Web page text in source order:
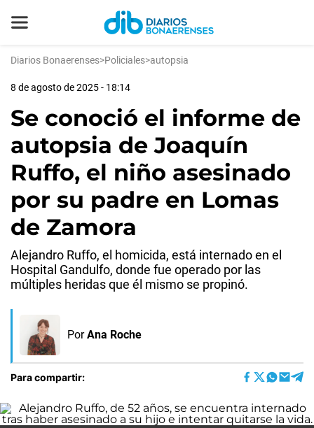
Diarios Bonaerenses>Policiales>autopsia
8 de agosto de 2025 - 18:14
Se conoció el informe de
autopsia de Joaquín
Ruffo, el niño asesinado
por su padre en Lomas
de Zamora
Alejandro Ruffo, el homicida, está internado en el
Hospital Gandulfo, donde fue operado por las
múltiples heridas que él mismo se propinó.
Por Ana Roche
Para compartir: